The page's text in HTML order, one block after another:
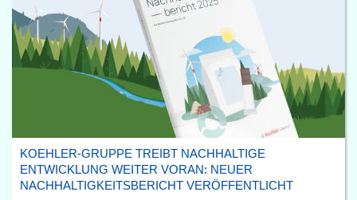
KOEHLER-GRUPPE TREIBT NACHHALTIGE
ENTWICKLUNG WEITER VORAN: NEUER
NACHHALTIGKEITSBERICHT VERÖFFENTLICHT